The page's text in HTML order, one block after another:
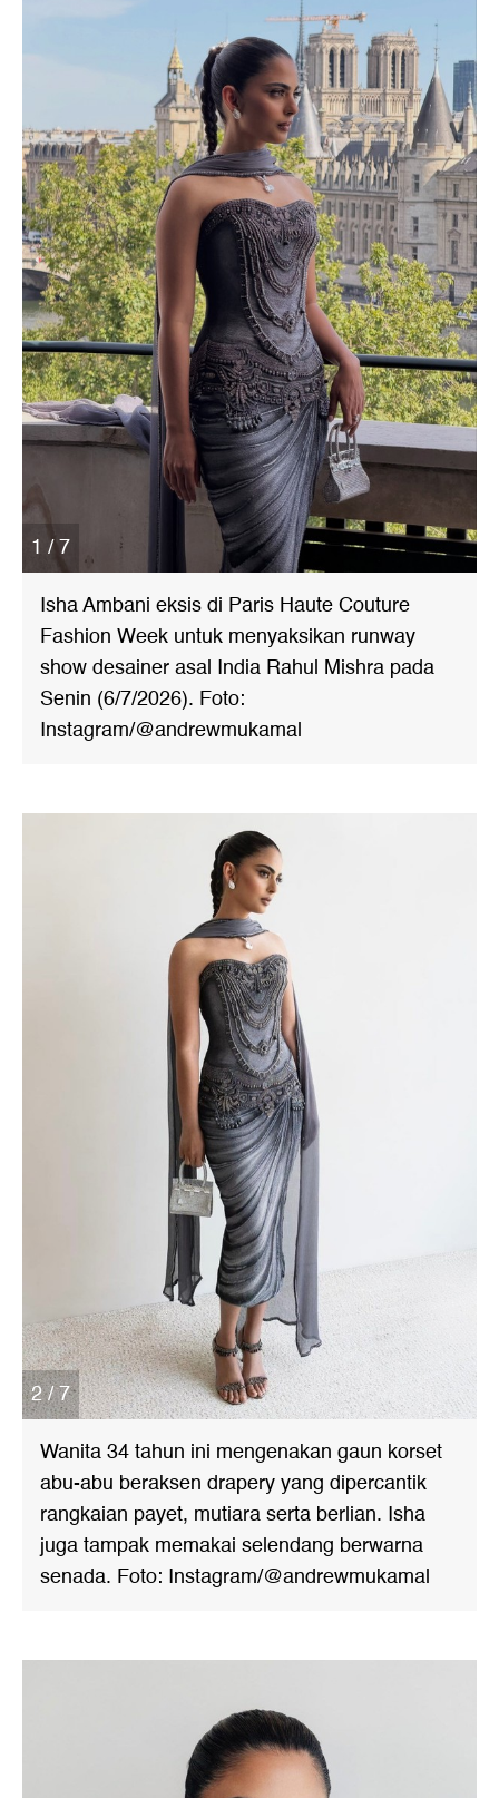
1 / 7
Isha Ambani eksis di Paris Haute Couture
Fashion Week untuk menyaksikan runway
show desainer asal India Rahul Mishra pada
Senin (6/7/2026). Foto:
Instagram/@andrewmukamal
2 / 7
Wanita 34 tahun ini mengenakan gaun korset
abu-abu beraksen drapery yang dipercantik
rangkaian payet, mutiara serta berlian. Isha
juga tampak memakai selendang berwarna
senada. Foto: Instagram/@andrewmukamal